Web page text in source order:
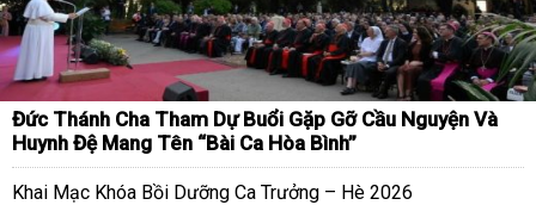
Đức Thánh Cha Tham Dự Buổi Gặp Gỡ Cầu Nguyện Và
Huynh Đệ Mang Tên “Bài Ca Hòa Bình”
Khai Mạc Khóa Bồi Dưỡng Ca Trưởng – Hè 2026